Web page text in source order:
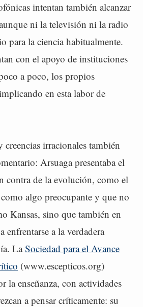
intentan también alcanzar
ni la televisión ni la radio
para la ciencia habitualmente.
con el apoyo de instituciones
a poco, los propios
en esta labor de
creencias irracionales también
Arsuaga presentaba el
contra de la evolución, como el
algo preocupante y que no
Kansas, sino que también en
enfrentarse a la verdadera
LaSociedad para el Avance
(www.escepticos.org)
la enseñanza, con actividades
a pensar críticamente: su